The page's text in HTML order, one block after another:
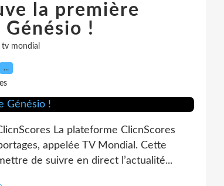
la première
!
tv mondial
…
La plateforme ClicnScores
appelée TV Mondial. Cette
de suivre en direct l’actualité...